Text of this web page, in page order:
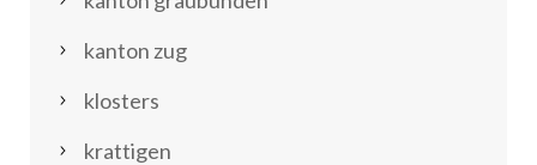
kanton zug
klosters
krattigen